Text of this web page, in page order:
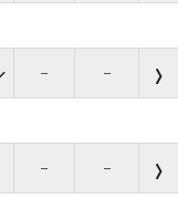
– –
– –